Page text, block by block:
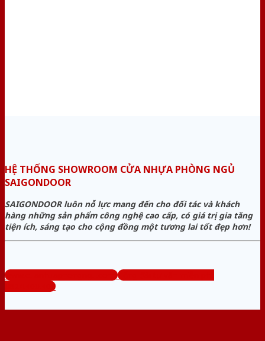
HỆ THỐNG SHOWROOM CỬA NHỰA PHÒNG NGỦ
SAIGONDOOR
SAIGONDOOR luôn nỗ lực mang đến cho đối tác và khách
hàng những sản phẩm công nghệ cao cấp, có giá trị gia tăng
tiện ích, sáng tạo cho cộng đồng một tương lai tốt đẹp hơn!
www.cuanhuaphongngu.com
Tổng đài tư vấn miễn phí:
0824.400.400